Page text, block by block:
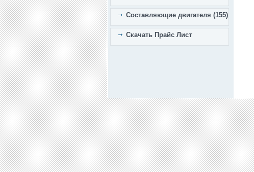
Составляющие двигателя (155)
Скачать Прайс Лист